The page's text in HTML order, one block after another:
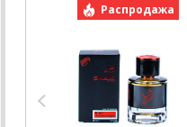
Распродажа